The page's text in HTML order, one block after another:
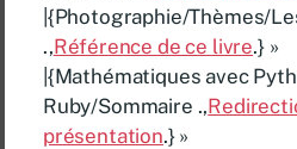
|{Photographie/Thèmes/
.,Référence de ce livre.} »
|{Mathématiques avec
Ruby/Sommaire .,
présentation.} »